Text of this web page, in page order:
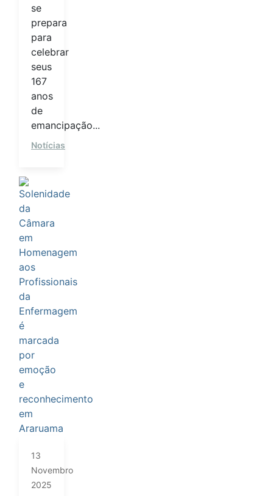
se
prepara
para
celebrar
seus
167
anos
de
emancipação...
Notícias
13
Novembro
2025